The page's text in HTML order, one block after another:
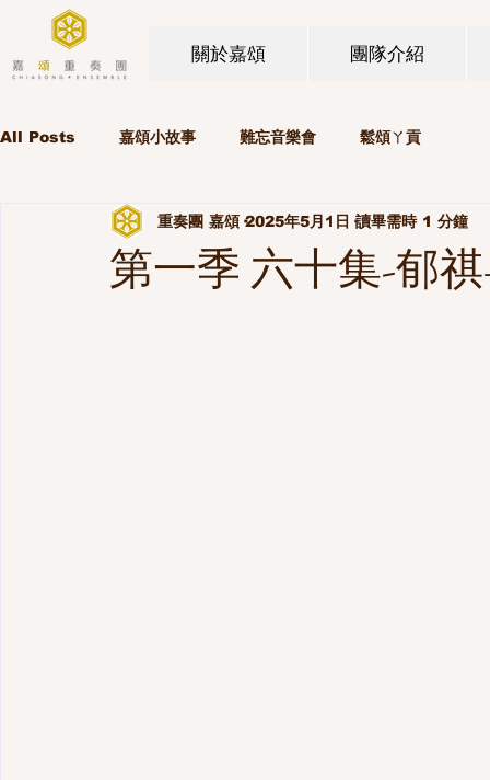
關於嘉頌 團隊介紹
All Posts 嘉頌小故事 難忘音樂會 鬆頌ㄚ貢
第一季 六十集-郁
重奏團 嘉頌 2025年5月1日 讀畢需時 1 分鐘